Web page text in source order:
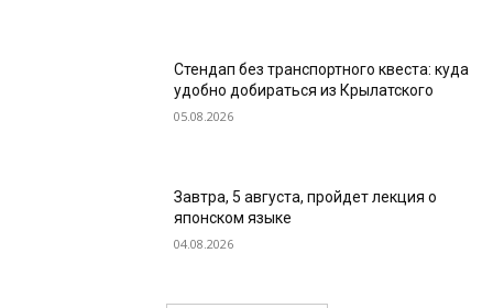
Стендап без транспортного квеста: куда
удобно добираться из Крылатского
05.08.2026
Завтра, 5 августа, пройдет лекция о
японском языке
04.08.2026